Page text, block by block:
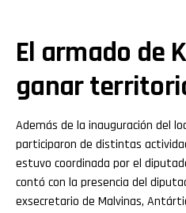
El armado de
ganar
Además de la inauguración del
participaron de distintas
estuvo coordinada por el
contó con la presencia del
exsecretario de Malvinas,